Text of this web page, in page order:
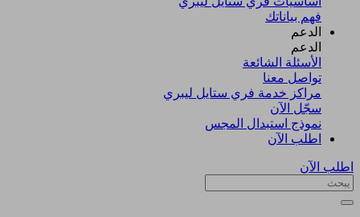
فهم بياناتك
الدعم
الدعم
الأسئلة الشائعة
تواصل معنا
مراكز خدمة فري ستايل ليبري
سجّل الآن​
نموذج استبدال المجس
اطلب الآن
اطلب الآن